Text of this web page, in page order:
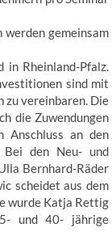
gemeinsam
in Rheinland-Pfalz.
sind mit
zu vereinbaren. Die
die Zuwendungen
Anschluss an den
Bei den Neu- und
Bernhard-Räder
scheidet aus dem
wurde Katja Rettig
und 40- jährige